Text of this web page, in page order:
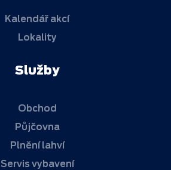
Kalendář akcí
Lokality
Služby
Obchod
Půjčovna
Plnění lahví
Servis vybavení